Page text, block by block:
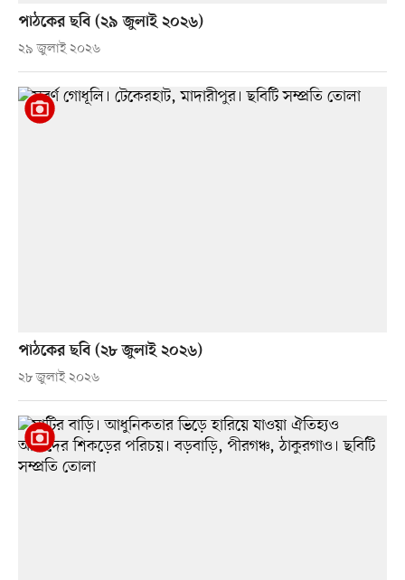
পাঠকের ছবি (২৯ জুলাই ২০২৬)
২৯ জুলাই ২০২৬
পাঠকের ছবি (২৮ জুলাই ২০২৬)
২৮ জুলাই ২০২৬